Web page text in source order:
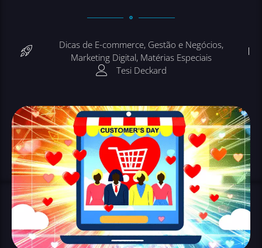
Dicas de E-commerce, Gestão e Negócios,
Marketing Digital, Matérias Especiais
Tesi Deckard